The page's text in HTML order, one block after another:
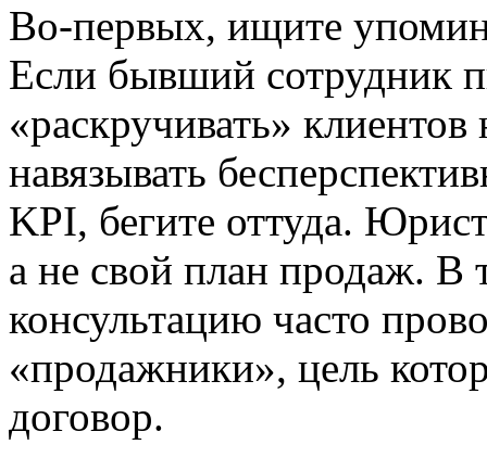
Во-первых, ищите
Если бывший сотрудник
«раскручивать»
навязывать
KPI, бегите оттуда.
а не свой план продаж. В
консультацию часто
«продажники», цель
договор.